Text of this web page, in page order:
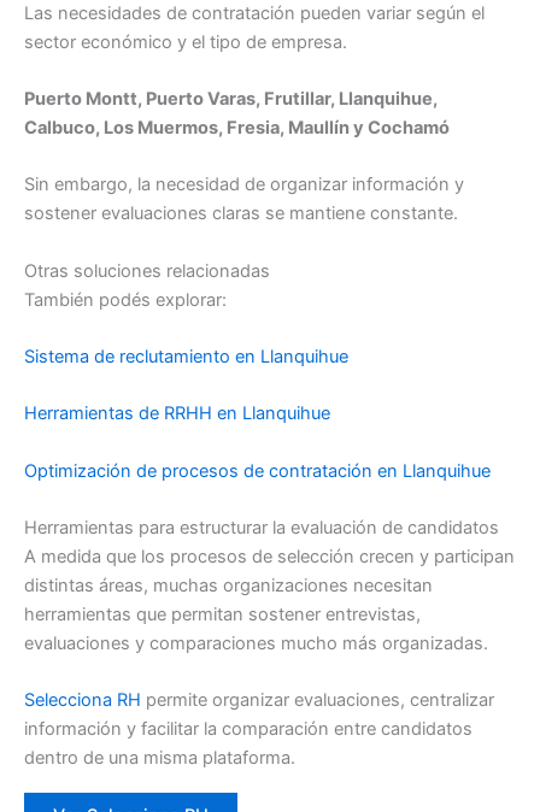
Las necesidades de contratación pueden variar según el
sector económico y el tipo de empresa.
Puerto Montt, Puerto Varas, Frutillar, Llanquihue,
Calbuco, Los Muermos, Fresia, Maullín y Cochamó
Sin embargo, la necesidad de organizar información y
sostener evaluaciones claras se mantiene constante.
Otras soluciones relacionadas
También podés explorar:
Sistema de reclutamiento en Llanquihue
Herramientas de RRHH en Llanquihue
Optimización de procesos de contratación en Llanquihue
Herramientas para estructurar la evaluación de candidatos
A medida que los procesos de selección crecen y participan
distintas áreas, muchas organizaciones necesitan
herramientas que permitan sostener entrevistas,
evaluaciones y comparaciones mucho más organizadas.
Selecciona RH permite organizar evaluaciones, centralizar
información y facilitar la comparación entre candidatos
dentro de una misma plataforma.